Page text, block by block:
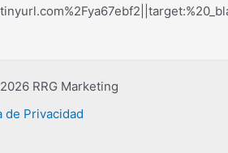
RRG Marketing
de Privacidad